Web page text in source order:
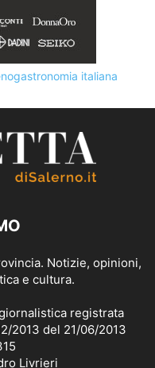
Notizie, opinioni,
e cultura.
registrata
2013 del 21/06/2013
Livrieri